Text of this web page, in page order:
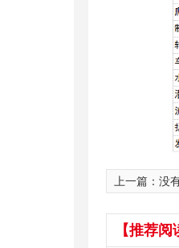
上一篇：没
【推荐阅